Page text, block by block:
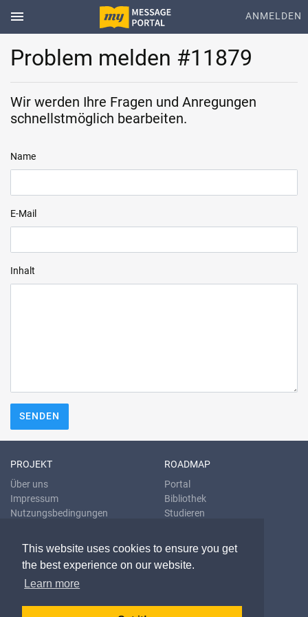
This website uses cookies to ensure you get
the best experience on our website.
Learn more
menu ANMELDEN
Problem melden #11879
Wir werden Ihre Fragen und Anregungen
schnellstmöglich bearbeiten.
Name
E-Mail
Inhalt
SENDEN
PROJEKT
Über uns
Impressum
Nutzungsbedingungen
ROADMAP
Portal
Bibliothek
Studieren
KONTAKT & HILFE
E-Mail